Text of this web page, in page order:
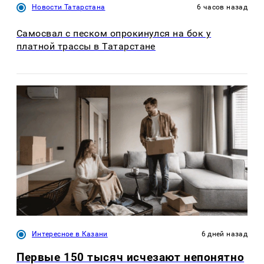
Новости Татарстана 6 часов назад
Самосвал с песком опрокинулся на бок у
платной трассы в Татарстане
Интересное в Казани 6 дней назад
Первые 150 тысяч исчезают непонятно